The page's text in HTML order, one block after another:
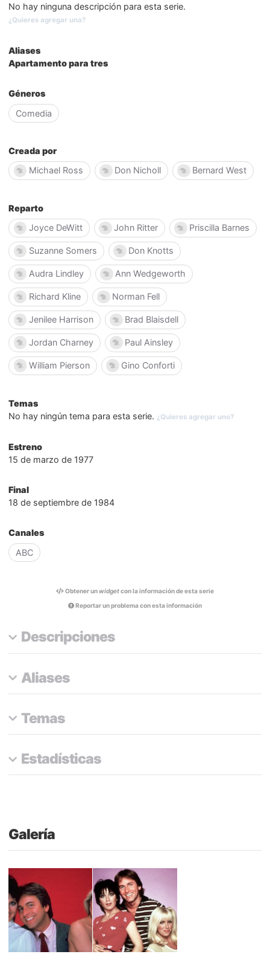
No hay ninguna descripción para esta serie.
¿Quieres agregar una?
Aliases
Apartamento para tres
Géneros
Comedia
Creada por
Michael Ross
Don Nicholl Bernard West
Reparto
Joyce DeWitt
John Ritter Priscilla Barnes
Suzanne Somers Don Knotts
Audra Lindley Ann Wedgeworth
Richard Kline Norman Fell
Jenilee Harrison Brad Blaisdell
Jordan Charney Paul Ainsley
William Pierson Gino Conforti
Temas
No hay ningún tema para esta serie. ¿Quieres agregar uno?
Estreno
15 de marzo de 1977
Final
18 de septiembre de 1984
Canales
ABC
Obtener unwidgetcon la información de esta serie
Reportar un problema con esta información
Descripciones
Aliases
Temas
Estadísticas
Galería